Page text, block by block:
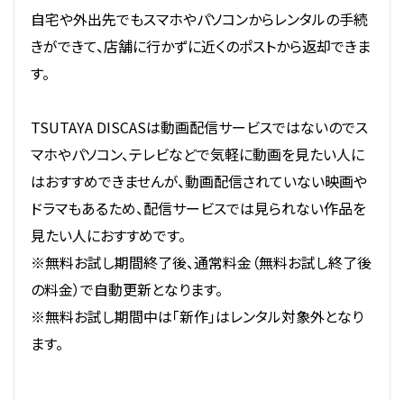
自宅や外出先でもスマホやパソコンからレンタルの手続
きができて、店舗に行かずに近くのポストから返却できま
す。
TSUTAYA DISCASは動画配信サービスではないのでス
マホやパソコン、テレビなどで気軽に動画を見たい人に
はおすすめできませんが、動画配信されていない映画や
ドラマもあるため、配信サービスでは見られない作品を
見たい人におすすめです。
※無料お試し期間終了後、通常料金（無料お試し終了後
の料金）で自動更新となります。
※無料お試し期間中は「新作」はレンタル対象外となり
ます。